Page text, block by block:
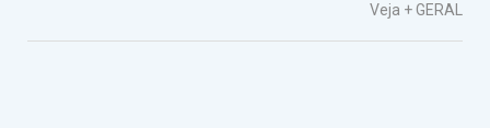
Veja +GERAL